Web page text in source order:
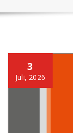
3
Juli, 2026